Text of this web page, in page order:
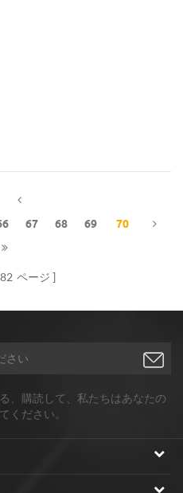
67 68 69 70
82 ページ
、購読して、私たちはあなたの
ください。